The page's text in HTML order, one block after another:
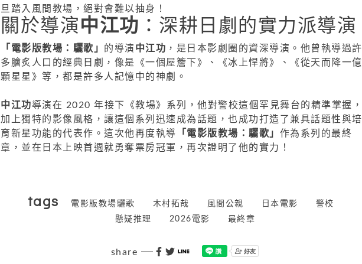
旦踏入風間教場，絕對會難以抽身！
關於導演中江功 ：深耕日劇的實力派導演
「電影版教場：驪歌」 的導演 中江功 ，是日本影劇圈的資深導演。他曾執導過許
多膾炙人口的經典日劇，像是《一個屋簷下》、《冰上悍將》、《從天而降一億
顆星星》等，都是許多人記憶中的神劇。
中江功導演在 2020 年接下《教場》系列，他對警校這個罕見舞台的精準掌握，
加上獨特的影像風格，讓這個系列迅速成為話題，也成功打造了兼具話題性與培
育新星功能的代表作。這次他再度執導 「電影版教場：驪歌」 作為系列的最終
章，並在日本上映首週就勇奪票房冠軍，再次證明了他的實力！
tags 電影版教場驪歌 木村拓哉 風間公親 日本電影
警校
懸疑推理
2026電影 最終章
share